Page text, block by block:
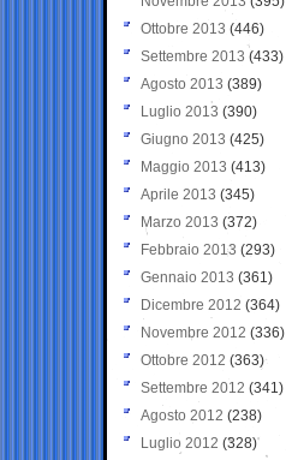
Ottobre 2013 (446)
Settembre 2013 (433)
Agosto 2013 (389)
Luglio 2013 (390)
Giugno 2013 (425)
Maggio 2013 (413)
Aprile 2013 (345)
Marzo 2013 (372)
Febbraio 2013 (293)
Gennaio 2013 (361)
Dicembre 2012 (364)
Novembre 2012 (336)
Ottobre 2012 (363)
Settembre 2012 (341)
Agosto 2012 (238)
Luglio 2012 (328)